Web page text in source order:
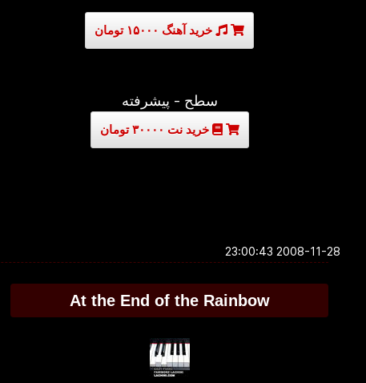
خرید آهنگ ۱۵۰۰۰ تومان
سطح - پیشرفته
خرید نت ۳۰۰۰۰ تومان
2008-11-28 23:00:43
At the End of the Rainbow